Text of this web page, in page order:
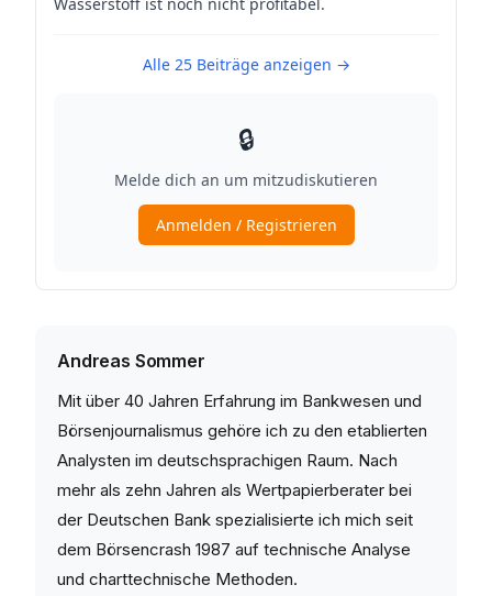
Andreas Sommer
Mit über 40 Jahren Erfahrung im Bankwesen und
Börsenjournalismus gehöre ich zu den etablierten
Analysten im deutschsprachigen Raum. Nach
mehr als zehn Jahren als Wertpapierberater bei
der Deutschen Bank spezialisierte ich mich seit
dem Börsencrash 1987 auf technische Analyse
und charttechnische Methoden.